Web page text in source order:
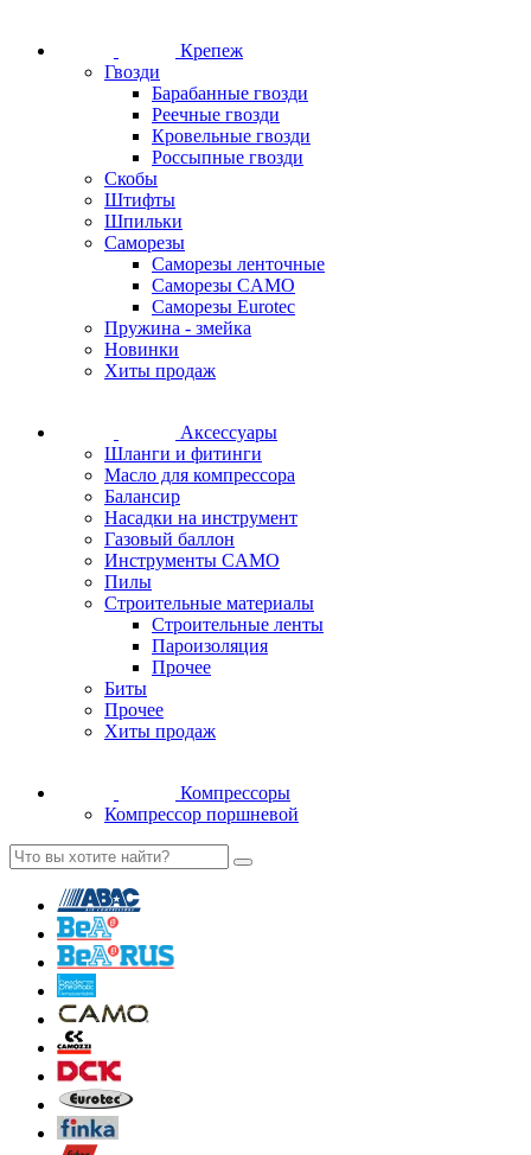
Крепеж
Гвозди
Барабанные гвозди
Реечные гвозди
Кровельные гвозди
Россыпные гвозди
Скобы
Штифты
Шпильки
Саморезы
Саморезы ленточные
Саморезы CAMO
Саморезы Eurotec
Пружина - змейка
Новинки
Хиты продаж
Аксессуары
Шланги и фитинги
Масло для компрессора
Балансир
Насадки на инструмент
Газовый баллон
Инструменты CAMO
Пилы
Строительные материалы
Строительные ленты
Пароизоляция
Прочее
Биты
Прочее
Хиты продаж
Компрессоры
Компрессор поршневой